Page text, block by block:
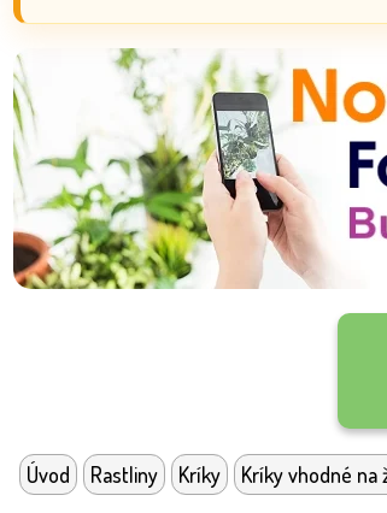
Úvod Rastliny Kríky Kríky vhodné na